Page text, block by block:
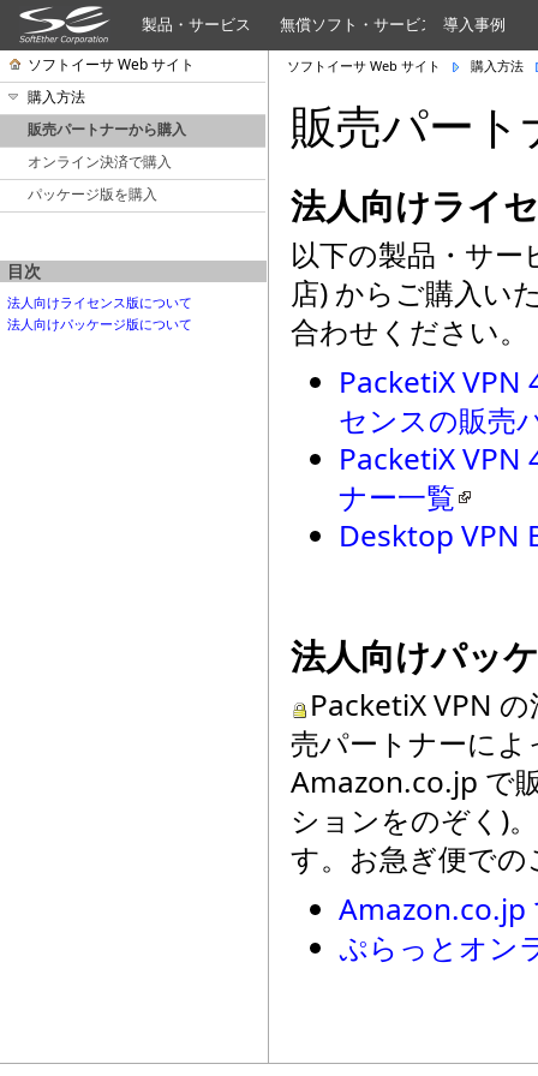
製品・サービス 無償ソフト・サービス 導入事例
ソフトイーサ Web サイト
購入方法
販売パートナーから購入
オンライン決済で購入
パッケージ版を購入
目次
法人向けライセンス版について
法人向けパッケージ版について
ソフトイーサ Web サイト 購入方法
販売パー
法人向けライ
以下の製品・サ
店) からご購入い
合わせください。
PacketiX VPN
センスの販売
PacketiX VPN
ナー一覧
Desktop VPN
法人向けパッ
PacketiX VPN
売パートナーに
Amazon.co.jp で
ションをのぞく)
す。お急ぎ便で
Amazon.co.jp
ぷらっとオン